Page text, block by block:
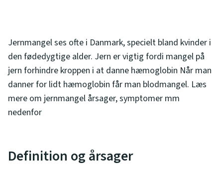
Jernmangel ses ofte i Danmark, specielt bland kvinder i
den fødedygtige alder. Jern er vigtig fordi mangel på
jern forhindre kroppen i at danne hæmoglobin Når man
danner for lidt hæmoglobin får man blodmangel. Læs
mere om jernmangel årsager, symptomer mm
nedenfor
Definition og årsager